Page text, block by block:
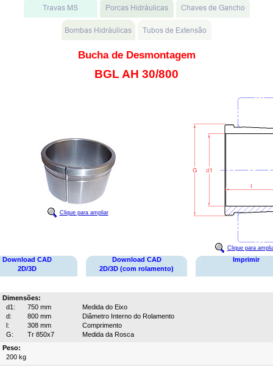
Bucha de Desmontagem
BGL AH 30/800
Clique para ampliar
Clique para
Download CAD
2D/3D
Download CAD
2D/3D (com rolamento)
Imprimir
Dimensões:
d1:
750 mm
Medida do Eixo
d:
800 mm
Diâmetro Interno do Rolamento
l:
308 mm
Comprimento
G:
Tr 850x7
Medida da Rosca
Peso:
200 kg